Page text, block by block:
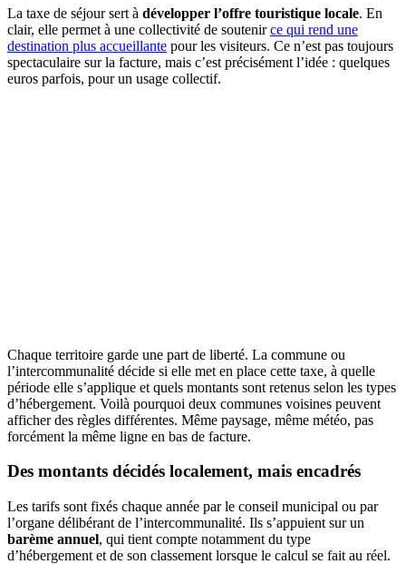
La taxe de séjour sert à développer l’offre touristique locale. En
clair, elle permet à une collectivité de soutenirce qui rend une
destination plus accueillante pour les visiteurs. Ce n’est pas toujours
spectaculaire sur la facture, mais c’est précisément l’idée : quelques
euros parfois, pour un usage collectif.
Chaque territoire garde une part de liberté. La commune ou
l’intercommunalité décide si elle met en place cette taxe, à quelle
période elle s’applique et quels montants sont retenus selon les types
d’hébergement. Voilà pourquoi deux communes voisines peuvent
afficher des règles différentes. Même paysage, même météo, pas
forcément la même ligne en bas de facture.
Des montants décidés localement, mais encadrés
Les tarifs sont fixés chaque année par le conseil municipal ou par
l’organe délibérant de l’intercommunalité. Ils s’appuient sur un
barème annuel, qui tient compte notamment du type
d’hébergement et de son classement lorsque le calcul se fait au réel.